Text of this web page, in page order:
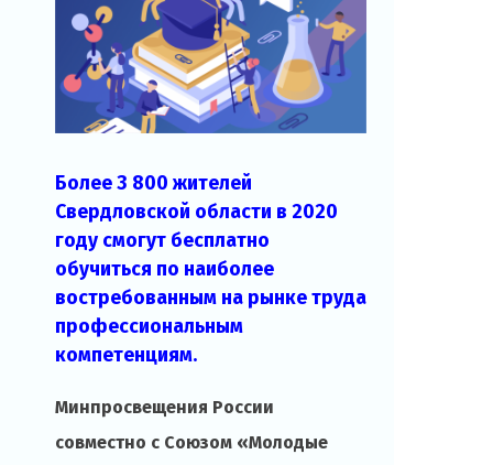
Более 3 800 жителей
Свердловской области в 2020
году смогут бесплатно
обучиться по наиболее
востребованным на рынке труда
профессиональным
компетенциям.
Минпросвещения России
совместно с Союзом «Молодые